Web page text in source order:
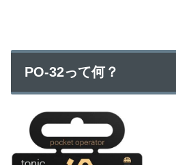
PO-32って何？